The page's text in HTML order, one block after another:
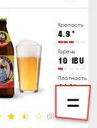
Крепость
4.9 °
Горечь
10 IBU
Плотность
11%
(3)